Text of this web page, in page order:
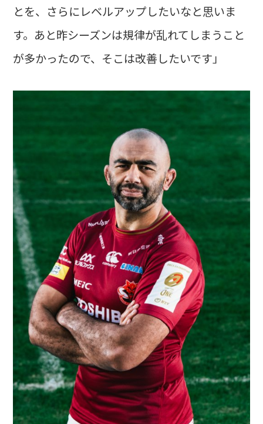
とを、さらにレベルアップしたいなと思いま
す。あと昨シーズンは規律が乱れてしまうこと
が多かったので、そこは改善したいです」